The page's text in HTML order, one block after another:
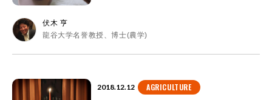
伏木 亨
龍谷大学名誉教授、博士(農学)
2018.12.12 AGRICULTURE